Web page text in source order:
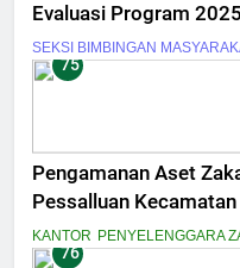
Evaluasi Program
Kerja 2026
SEKSI BIMBINGAN
75
Pengamanan Aset
Pessalluan
Kabupaten Tana Toraja
KANTOR PENYELENGGARA
76